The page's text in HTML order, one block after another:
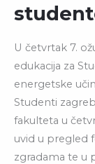
U četvrtak 7.
edukacija za
energetske
Studenti
fakulteta u
uvid u pregled
zgradama te u